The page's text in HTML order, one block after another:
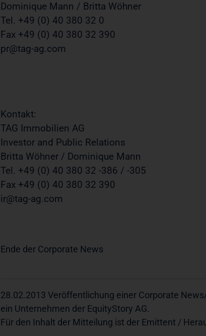
Dominique Mann / Britta Wöhner
Tel. +49 (0) 40 380 32 0
Fax +49 (0) 40 380 32 390
pr@tag-ag.com
Kontakt:
TAG Immobilien AG
Investor and Public Relations
Britta Wöhner / Dominique Mann
Tel. +49 (0) 40 380 32 -386 / -305
Fax +49 (0) 40 380 32 390
ir@tag-ag.com
Ende der Corporate News
28.02.2013 Veröffentlichung einer Corporate
ein Unternehmen der EquityStory AG.
Für den Inhalt der Mitteilung ist der Emittent /